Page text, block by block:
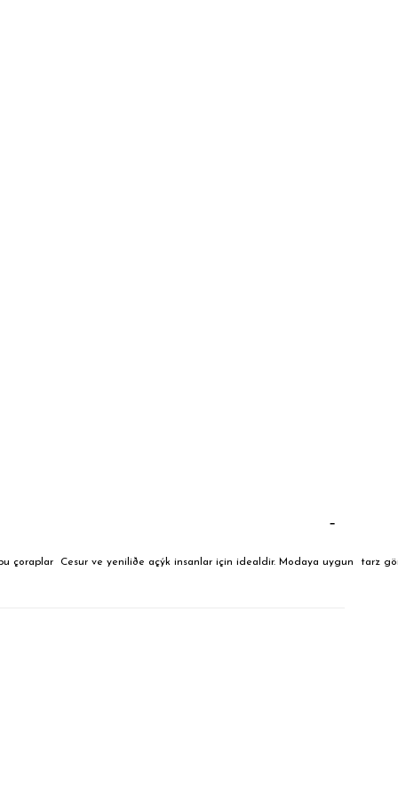
Cesur ve yeniliðe açýk insanlar için idealdir. Modaya uygun tarz